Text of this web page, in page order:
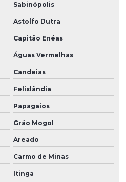
Sabinópolis
Astolfo Dutra
Capitão Enéas
Águas Vermelhas
Candeias
Felixlândia
Papagaios
Grão Mogol
Areado
Carmo de Minas
Itinga